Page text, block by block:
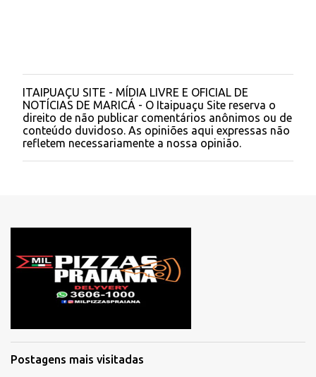
P
o
s
t
a
r
t
ITAIPUAÇU SITE - MÍDIA LIVRE E OFICIAL DE
NOTÍCIAS DE MARICÁ - O Itaipuaçu Site reserva o
direito de não publicar comentários anônimos ou de
conteúdo duvidoso. As opiniões aqui expressas não
refletem necessariamente a nossa opinião.
Postagens mais visitadas